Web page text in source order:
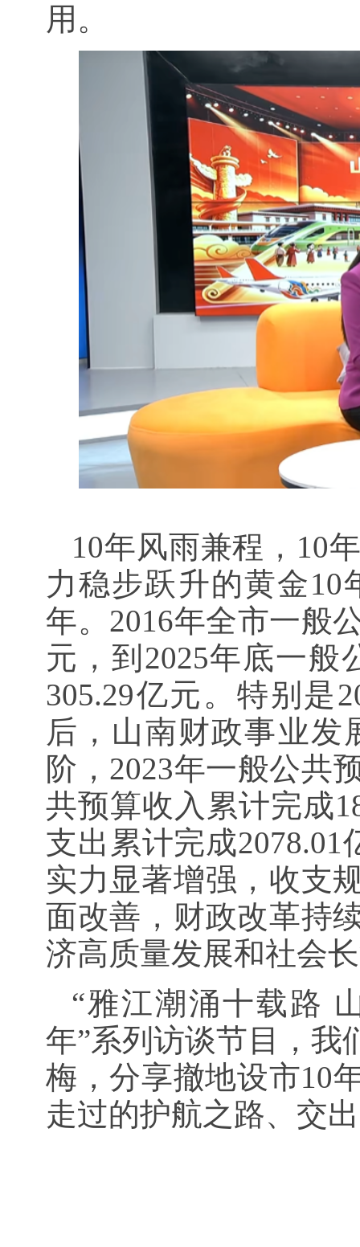
用。
10年风雨兼程，10
力稳步跃升的黄金10
年。2016年全市一般
元，到2025年底一般
305.29亿元。特别是
后，山南财政事业发
阶，2023年一般公共
共预算收入累计完成
支出累计完成
实力显著增强，收支
面改善，财政改革持
济高质量发展和社会
“雅江潮涌十载路
年”系列访谈节目，我
梅，分享撤地设市10
走过的护航之路、交